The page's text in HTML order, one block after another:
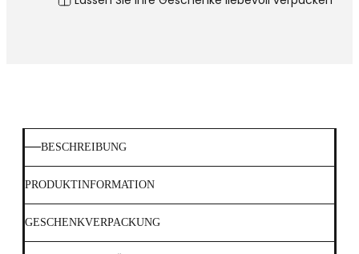
BESCHREIBUNG
PRODUKTINFORMATION
GESCHENKVERPACKUNG